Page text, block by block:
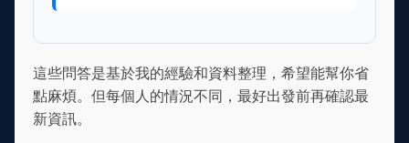
這些問答是基於我的經驗和資料整理，希望能幫你省
點麻煩。但每個人的情況不同，最好出發前再確認最
新資訊。